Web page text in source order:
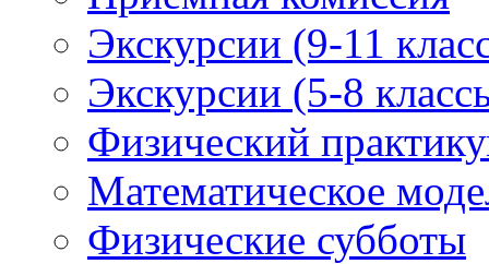
Экскурсии (9-11
Экскурсии (5-8
Физический
Математическое
Физические субботы